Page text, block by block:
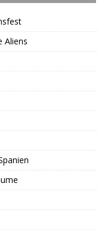
Aliens